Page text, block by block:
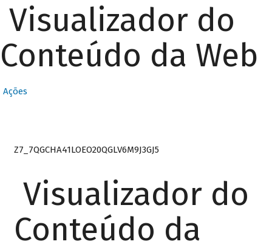
Visualizador do
Conteúdo da Web
Ações
Z7_7QGCHA41LOEO20QGLV6M9J3GJ5
Visualizador do
Conteúdo da